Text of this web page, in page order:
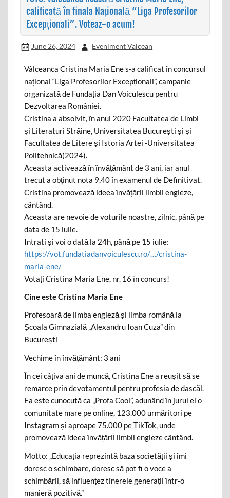
calificată în finala Națională “Liga Profesorilor
Excepționali”. Voteaz-o acum!
June 26, 2024 Eveniment Valcean
Vâlceanca Cristina Maria Ene s-a calificat în concursul
național “Liga Profesorilor Excepționali”, campanie
organizată de Fundația Dan Voiculescu pentru
Dezvoltarea României.
Cristina a absolvit, în anul 2020 Facultatea de Limbi
și Literaturi Străine, Universitatea București și și
Facultatea de Litere și Istoria Artei -Universitatea
Politehnică(2024).
Aceasta activează în învățământ de 3 ani, iar anul
trecut a obținut nota 9,40 în examenul de Definitivat.
Cristina promovează ideea învățării limbii engleze,
cântând.
Aceasta are nevoie de voturile noastre, zilnic, până pe
data de 15 iulie.
Intrati și voi o dată la 24h, până pe 15 iulie:
https://vot.fundatiadanvoiculescu.ro/…/cristina-
maria-ene/
Votați Cristina Maria Ene, nr. 16 în concurs!
Cine este Cristina Maria Ene
Profesoară de limba engleză și limba română la
Școala Gimnazială „Alexandru Ioan Cuza” din
București
Vechime în învățământ: 3 ani
În cei câțiva ani de muncă, Cristina Ene a reușit să se
remarce prin devotamentul pentru profesia de dascăl.
Ea este cunocută ca „Profa Cool”, adunând în jurul ei o
comunitate mare pe online, 123.000 urmăritori pe
Instagram și aproape 75.000 pe TikTok, unde
promovează ideea învățării limbii engleze cântând.
Motto: „Educația reprezintă baza societății și îmi
doresc o schimbare, doresc să pot fi o voce a
schimbării, să influențez tinerele generații într-o
manieră pozitivă.”